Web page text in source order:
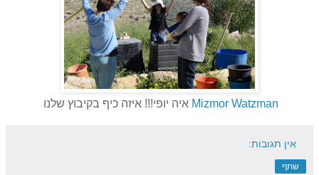
Mizmor Watzman איה יופי!!! איזה כיף בקיבוץ שלנו
אין תגובות:
שתף